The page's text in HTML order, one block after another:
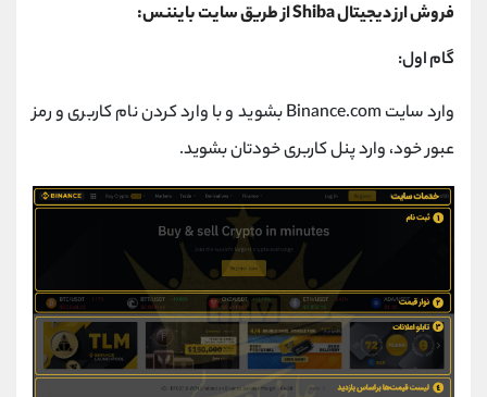
فروش ارز دیجیتال Shiba از طریق سایت بایننس:
گام اول:
وارد سایت Binance.com بشوید و با وارد کردن نام کاربری و رمز
عبور خود، وارد پنل کاربری خودتان بشوید.